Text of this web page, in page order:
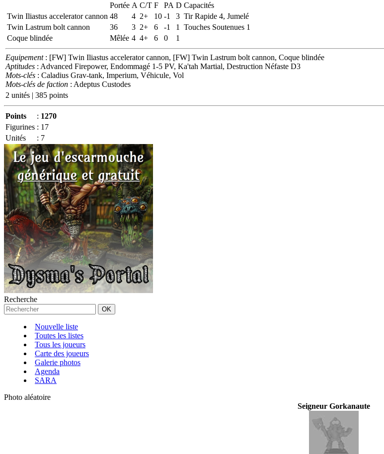
Portée A C/T F PA D Capacités
Twin Iliastus accelerator cannon 48 4 2+ 10 -1 3 Tir Rapide 4, Jumelé
Twin Lastrum bolt cannon
36 3 2+ 6 -1 1
Touches Soutenues 1
Coque blindée
Mêlée 4 4+ 6 0 1
Equipement: [FW] Twin Iliastus accelerator cannon, [FW] Twin Lastrum bolt cannon, Coque blindée
Aptitudes : Advanced Firepower, Endommagé 1-5 PV, Ka'tah Martial, Destruction Néfaste D3
Mots-clés : Caladius Grav-tank, Imperium, Véhicule, Vol
Mots-clés de faction : Adeptus Custodes
2 unités | 385 points
Points : 1270
Figurines : 17
Unités
: 7
Recherche
Nouvelle liste
Toutes les listes
Tous les joueurs
Carte des joueurs
Galerie photos
Agenda
SARA
Photo aléatoire
Seigneur Gorkanaute